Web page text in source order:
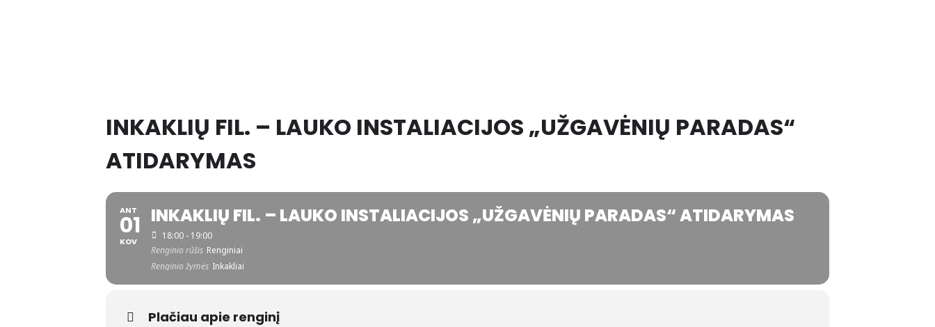
INKAKLIŲ FIL. – LAUKO INSTALIACIJOS „UŽGAVĖNIŲ PARADAS“
ATIDARYMAS
ANT
01
KOV
INKAKLIŲ FIL. – LAUKO INSTALIACIJOS „UŽGAVĖNIŲ PARADAS“ ATIDARYMAS
18:00 - 19:00
Renginio rūšis Renginiai
Renginio žymės Inkakliai
Plačiau apie renginį